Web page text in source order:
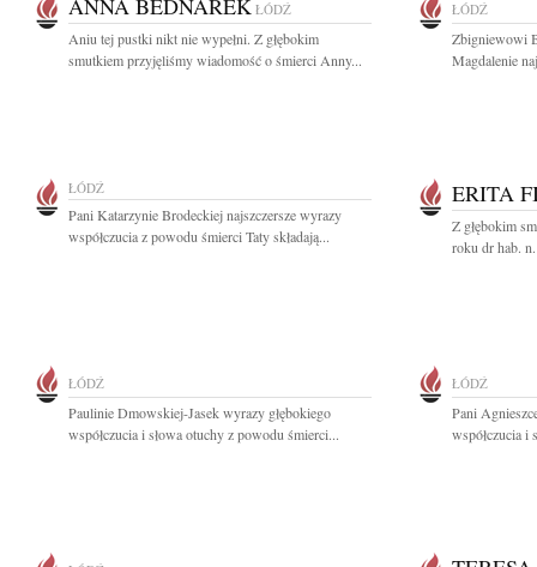
ANNA BEDNAREK ŁÓDŹ
Aniu tej pustki nikt nie wypełni. Z głębokim
smutkiem przyjęliśmy wiadomość o śmierci Anny...
ŁÓDŹ
Zbigniewowi
Magdalenie
ŁÓDŹ
Pani Katarzynie Brodeckiej najszczersze wyrazy
współczucia z powodu śmierci Taty składają...
ERITA
Z głębokim
roku dr hab.
ŁÓDŹ
Paulinie Dmowskiej-Jasek wyrazy głębokiego
współczucia i słowa otuchy z powodu śmierci...
ŁÓDŹ
Pani
współczucia i